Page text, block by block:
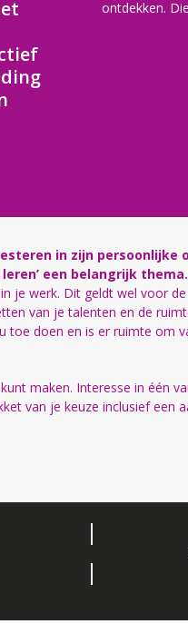
ontdekken.
in zijn
een belangrijk thema.
je werk. Dit geldt wel voor
van je talenten en de
toe doen en is er ruimte om
maken. Interesse in één
van je keuze inclusief een